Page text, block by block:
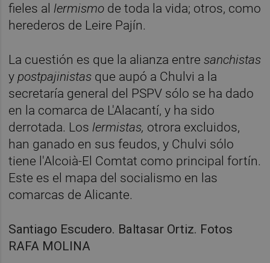
fieles al lermismo de toda la vida; otros, como
herederos de Leire Pajín.
La cuestión es que la alianza entresanchistas
ypostpajinistas que aupó a Chulvi a la
secretaría general del PSPV sólo se ha dado
en la comarca de L'Alacantí, y ha sido
derrotada. Loslermistas, otrora excluidos,
han ganado en sus feudos, y Chulvi sólo
tiene l'Alcoià-El Comtat como principal fortín.
Este es el mapa del socialismo en las
comarcas de Alicante.
Santiago Escudero. Baltasar Ortiz. Fotos
RAFA MOLINA